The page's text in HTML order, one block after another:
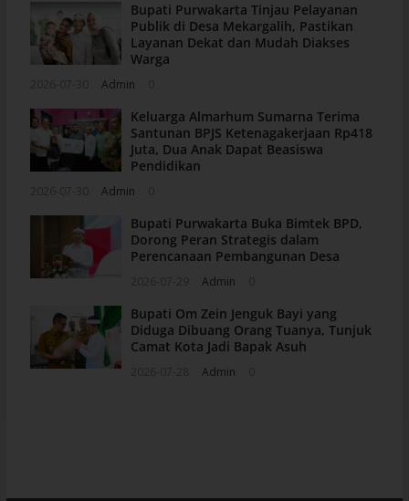
Bupati Purwakarta Tinjau Pelayanan
Publik di Desa Mekargalih, Pastikan
Layanan Dekat dan Mudah Diakses
Warga
Admin
Keluarga Almarhum Sumarna Terima
Santunan BPJS Ketenagakerjaan Rp418
Juta, Dua Anak Dapat Beasiswa
Pendidikan
Admin
Bupati Purwakarta Buka Bimtek BPD,
Dorong Peran Strategis dalam
Perencanaan Pembangunan Desa
Admin
Bupati Om Zein Jenguk Bayi yang
Diduga Dibuang Orang Tuanya, Tunjuk
Camat Kota Jadi Bapak Asuh
Admin